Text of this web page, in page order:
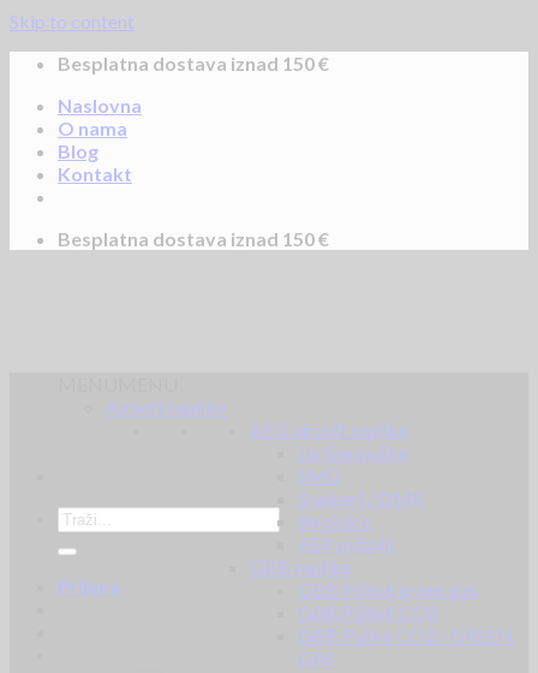
Skip to content
Besplatna dostava iznad 150 €
Naslovna
O nama
Blog
Kontakt
Besplatna dostava iznad 150 €
Prijava
Airsoft replike
AEG airsoft replike
Jurišne puške
SMG
Snajperi / DMR
Strojnice
AEP pištolji
GBB replike
GBB Pištolj green gas
GBB Pištolj CO2
GBB Puške CO2 / GREEN
GAS